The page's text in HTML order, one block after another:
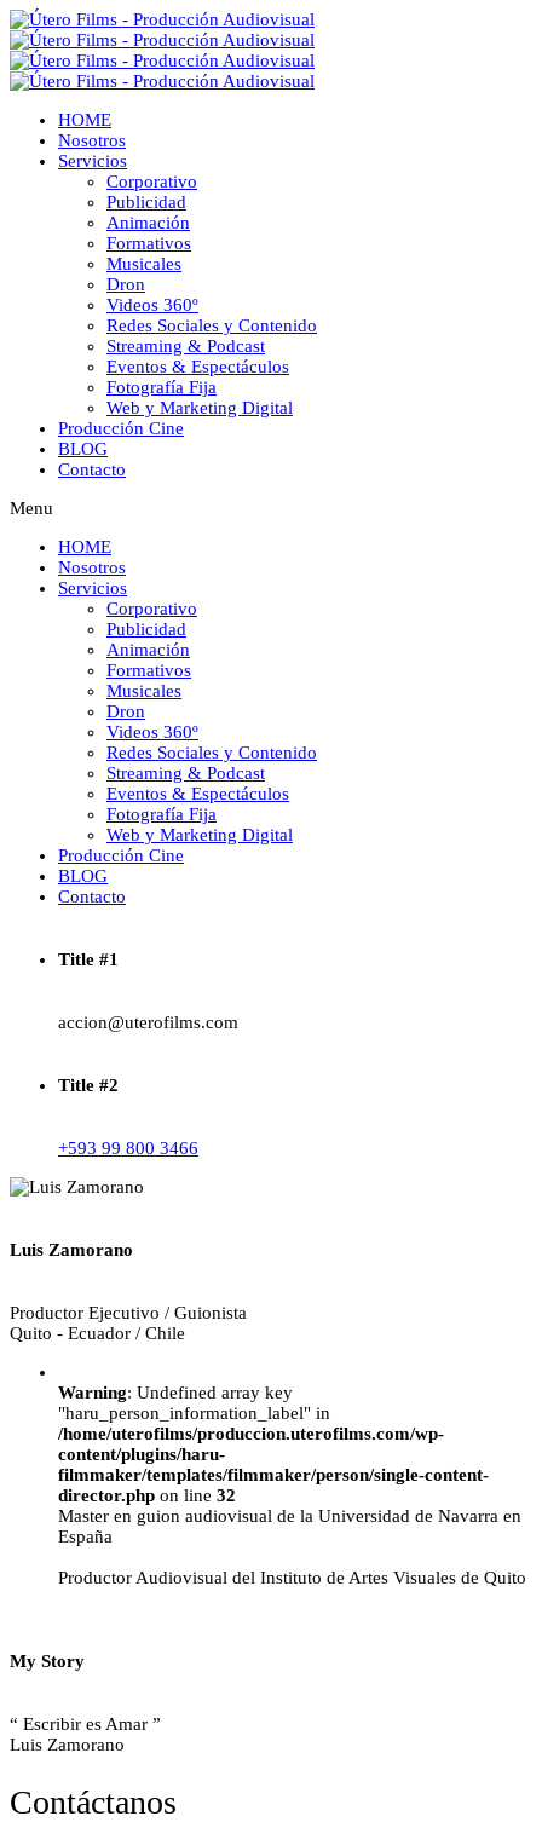
HOME
Nosotros
Servicios
Corporativo
Publicidad
Animación
Formativos
Musicales
Dron
Videos 360º
Redes Sociales y Contenido
Streaming & Podcast
Eventos & Espectáculos
Fotografía Fija
Web y Marketing Digital
Producción Cine
BLOG
Contacto
Menu
HOME
Nosotros
Servicios
Corporativo
Publicidad
Animación
Formativos
Musicales
Dron
Videos 360º
Redes Sociales y Contenido
Streaming & Podcast
Eventos & Espectáculos
Fotografía Fija
Web y Marketing Digital
Producción Cine
BLOG
Contacto
Title #1
accion@uterofilms.com
Title #2
+593 99 800 3466
Luis Zamorano
Productor Ejecutivo / Guionista
Quito - Ecuador / Chile
Warning: Undefined array key
"haru_person_information_label" in
/home/uterofilms/produccion.uterofilms.com/wp-
content/plugins/haru-
filmmaker/templates/filmmaker/person/single-content-
director.php on line 32
Master en guion audiovisual de la Universidad de Navarra en
España
Productor Audiovisual del Instituto de Artes Visuales de Quito
My Story
“ Escribir es Amar ”
Luis Zamorano
Contáctanos